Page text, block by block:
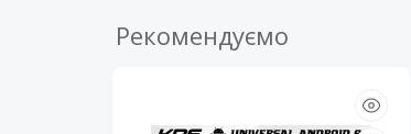
Рекомендуємо